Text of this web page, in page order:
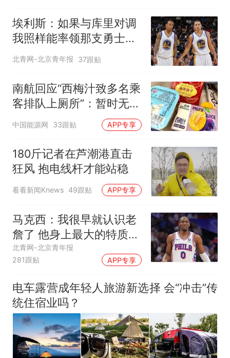
埃利斯：如果与库里对调
我照样能率领那支勇士取
得现在的成就
北青网-北京青年报 37跟贴
南航回应“西梅汁致多名乘
客排队上厕所”：暂时无法
核查是否发放西梅汁
中国能源网 33跟贴 APP专享
180斤记者在芦潮港直击
狂风 抱电线杆才能站稳
看看新闻Knews 49跟贴 APP专享
马克西：我很早就认识老
詹了 他身上最大的特质就
是谦逊
北青网-北京青年报
281跟贴
APP专享
电车露营成年轻人旅游新选择 会“冲击”传
统住宿业吗？